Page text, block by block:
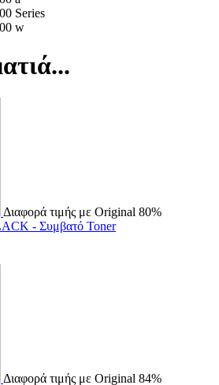
Series
w
Διαφορά τιμής με Original 80%
- Συμβατό Toner
Διαφορά τιμής με Original 84%